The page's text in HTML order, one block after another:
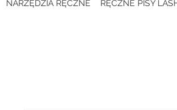
NARZĘDZIA RĘCZNE RĘCZNE PISY